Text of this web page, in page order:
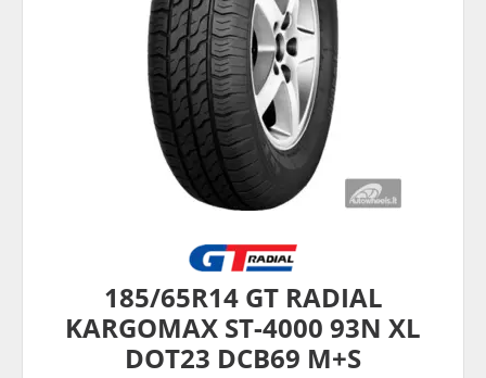
185/65R14 GT RADIAL
KARGOMAX ST-4000 93N XL
DOT23 DCB69 M+S